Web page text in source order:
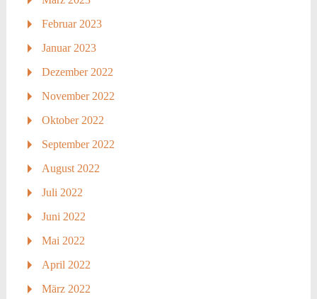
Februar 2023
Januar 2023
Dezember 2022
November 2022
Oktober 2022
September 2022
August 2022
Juli 2022
Juni 2022
Mai 2022
April 2022
März 2022